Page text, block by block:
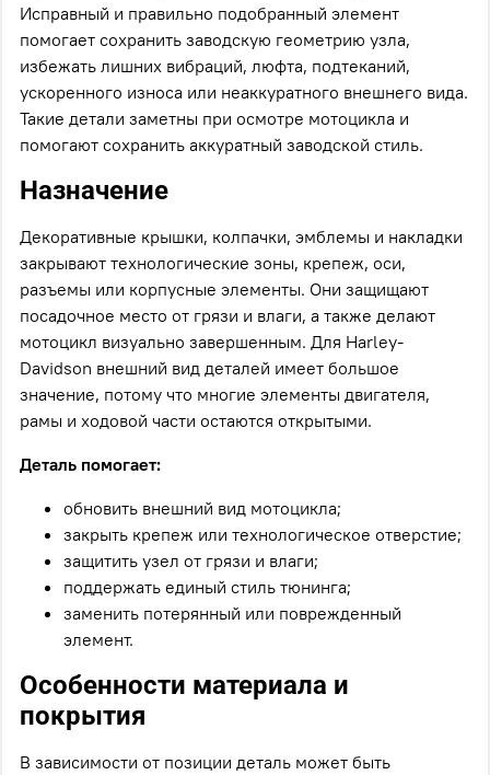
Исправный и правильно подобранный элемент
помогает сохранить заводскую геометрию узла,
избежать лишних вибраций, люфта, подтеканий,
ускоренного износа или неаккуратного внешнего вида.
Такие детали заметны при осмотре мотоцикла и
помогают сохранить аккуратный заводской стиль.
Назначение
Декоративные крышки, колпачки, эмблемы и накладки
закрывают технологические зоны, крепеж, оси,
разъемы или корпусные элементы. Они защищают
посадочное место от грязи и влаги, а также делают
мотоцикл визуально завершенным. Для Harley-
Davidson внешний вид деталей имеет большое
значение, потому что многие элементы двигателя,
рамы и ходовой части остаются открытыми.
Деталь помогает:
обновить внешний вид мотоцикла;
закрыть крепеж или технологическое отверстие;
защитить узел от грязи и влаги;
поддержать единый стиль тюнинга;
заменить потерянный или поврежденный
элемент.
Особенности материала и
покрытия
В зависимости от позиции деталь может быть